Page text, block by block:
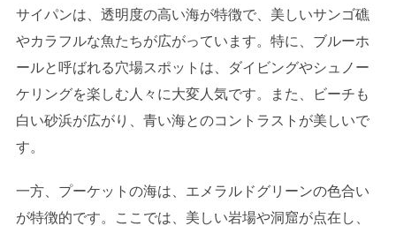
サイパンは、透明度の高い海が特徴で、美しいサンゴ礁
やカラフルな魚たちが広がっています。特に、ブルーホ
ールと呼ばれる穴場スポットは、ダイビングやシュノー
ケリングを楽しむ人々に大変人気です。また、ビーチも
白い砂浜が広がり、青い海とのコントラストが美しいで
す。
一方、プーケットの海は、エメラルドグリーンの色合い
が特徴的です。ここでは、美しい岩場や洞窟が点在し、